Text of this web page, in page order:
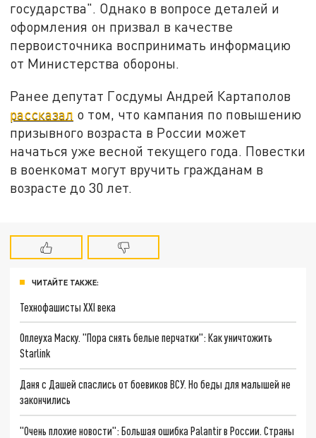
государства". Однако в вопросе деталей и
оформления он призвал в качестве
первоисточника воспринимать информацию
от Министерства обороны.
Ранее депутат Госдумы Андрей Картаполов
рассказал о том, что кампания по повышению
призывного возраста в России может
начаться уже весной текущего года. Повестки
в военкомат могут вручить гражданам в
возрасте до 30 лет.
ЧИТАЙТЕ ТАКЖЕ:
Технофашисты XXI века
Оплеуха Маску. "Пора снять белые перчатки": Как уничтожить
Starlink
Даня с Дашей спаслись от боевиков ВСУ. Но беды для малышей не
закончились
"Очень плохие новости": Большая ошибка Palantir в России. Страны